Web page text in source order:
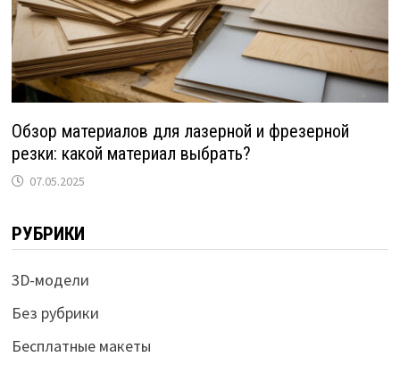
Обзор материалов для лазерной и фрезерной
резки: какой материал выбрать?
07.05.2025
РУБРИКИ
3D-модели
Без рубрики
Бесплатные макеты